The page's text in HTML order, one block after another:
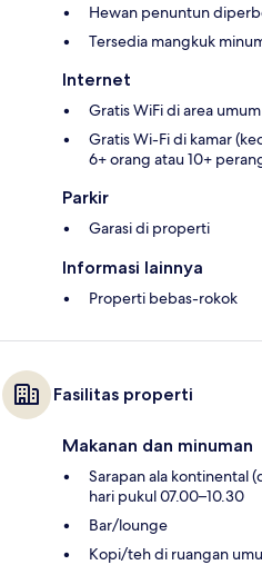
Hewan penuntun
Tersedia mangkuk
Internet
Gratis WiFi di area umum
Gratis Wi-Fi di kamar
6+ orang atau 10+
Parkir
Garasi di properti
Informasi lainnya
Properti bebas-rokok
Fasilitas properti
Makanan dan minuman
Sarapan ala kontinental
hari pukul 07.00–10.30
Bar/lounge
Kopi/teh di ruangan